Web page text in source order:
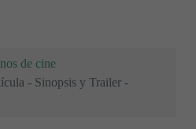
de cine
- Sinopsis y Trailer -